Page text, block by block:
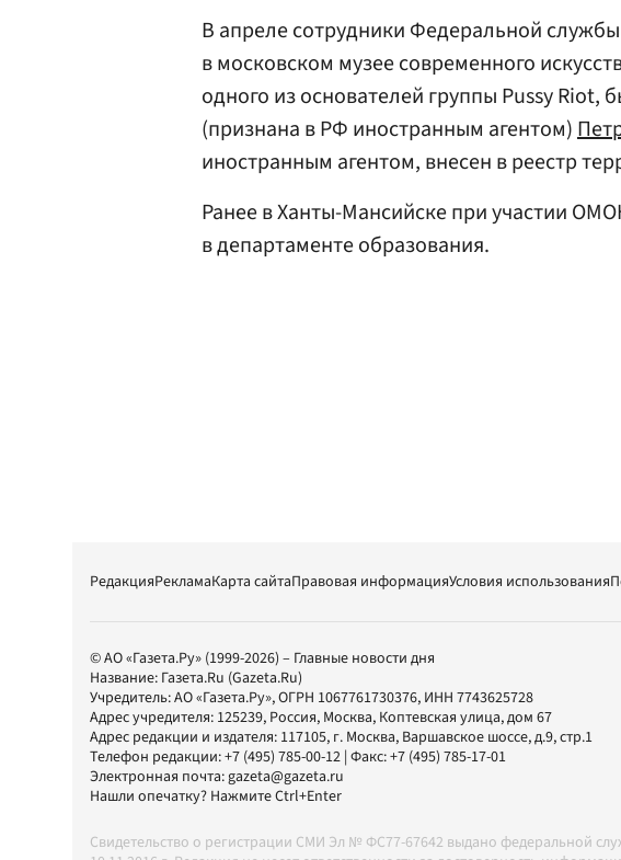
В апреле сотрудники Федеральной
в московском музее современного
одного из основателей группы Pussy Riot,
(признана в РФ иностранным агентом)
иностранным агентом, внесен в реестр
Ранее в Ханты-Мансийске при участии
в департаменте образования.
РедакцияРекламаКарта сайтаПравовая информацияУсловия использования
© АО «Газета.Ру» (1999-2026) – Главные новости дня
Название: Газета.Ru (Gazeta.Ru)
Учредитель:АО «Газета.Ру», ОГРН 1067761730376, ИНН 7743625728
Адрес учредителя: 125239, Россия, Москва, Коптевская улица, дом 67
Адрес редакции и издателя: 117105, г. Москва, Варшавское шоссе, д.9, стр.1
Телефон редакции:+7 (495) 785-00-12 | Факс:+7 (495) 785-17-01
Электронная почта:gazeta@gazeta.ru
Нашли опечатку? Нажмите Ctrl+Enter
Свидетельство о регистрации СМИ Эл № ФС77-67642 выдано федеральной